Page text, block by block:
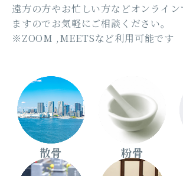
遠方の方やお忙しい方などオンライン
ますのでお気軽にご相談ください。
※ZOOM ,MEETSなど利用可能です
散骨 粉骨